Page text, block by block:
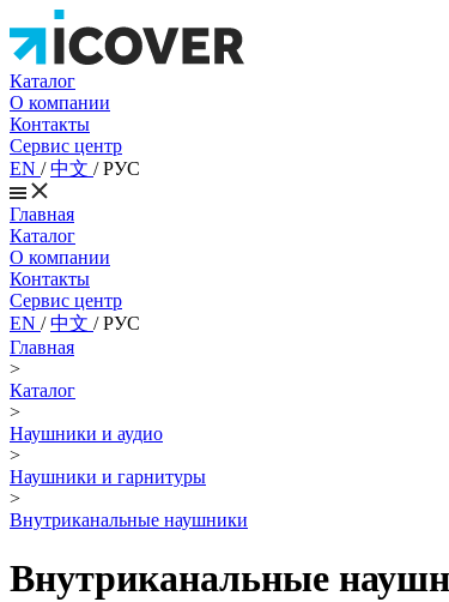
Каталог
О компании
Контакты
Сервис центр
EN /中文 /РУС
Главная
Каталог
О компании
Контакты
Сервис центр
EN /中文 /РУС
Главная
>
Каталог
>
Наушники и аудио
>
Наушники и гарнитуры
>
Внутриканальные наушники
Внутриканальные